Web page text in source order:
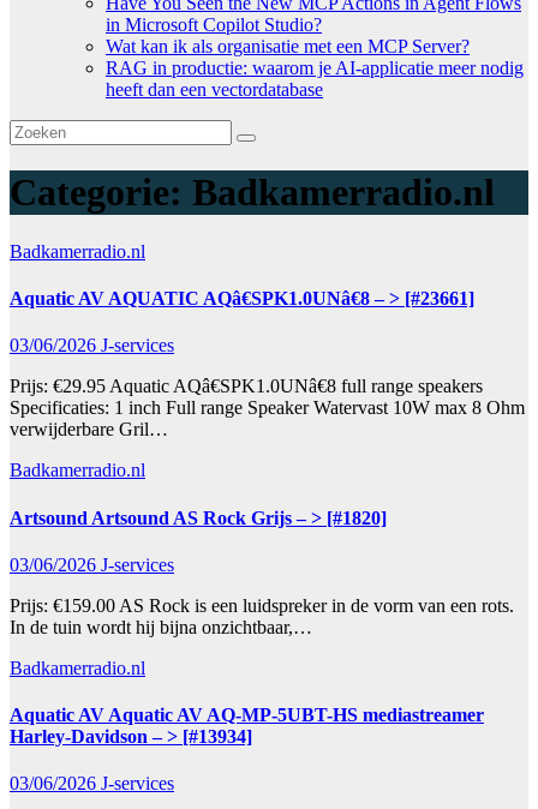
in Microsoft Copilot Studio?
Wat kan ik als organisatie met een MCP Server?
RAG in productie: waarom je AI-applicatie meer nodig
heeft dan een vectordatabase
Categorie: Badkamerradio.nl
Badkamerradio.nl
Aquatic AV AQUATIC AQâ€SPK1.0UNâ€8 – > [#23661]
03/06/2026 J-services
Prijs: €29.95 Aquatic AQâ€SPK1.0UNâ€8 full range speakers
Specificaties: 1 inch Full range Speaker Watervast 10W max 8 Ohm
verwijderbare Gril…
Badkamerradio.nl
Artsound Artsound AS Rock Grijs – > [#1820]
03/06/2026 J-services
Prijs: €159.00 AS Rock is een luidspreker in de vorm van een rots.
In de tuin wordt hij bijna onzichtbaar,…
Badkamerradio.nl
Aquatic AV Aquatic AV AQ-MP-5UBT-HS mediastreamer
Harley-Davidson – > [#13934]
03/06/2026 J-services